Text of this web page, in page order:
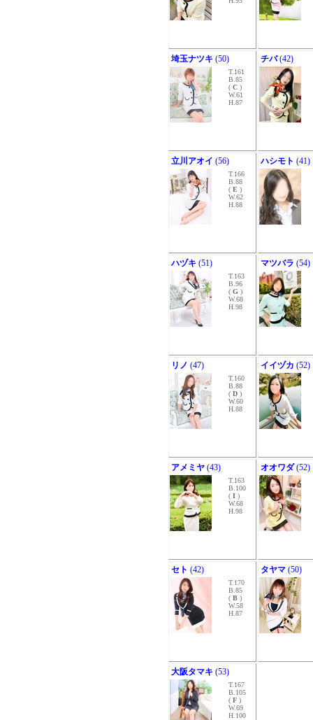
埼玉ナツキ (50)
T.161
B.85
( C )
W.61
H.87
チバ(42)
立川アオイ (56)
T.166
B.88
( E )
W.62
H.88
ハシモト (41)
ハヅキ (51)
T.163
B.96
( G )
W.68
H.98
マツバラ (54)
リノ (47)
T.160
B.88
( D )
W.60
H.88
イイヅカ (52)
アメミヤ (43)
T.163
B.100
( I )
W.68
H.98
オオワダ(52)
セト (42)
T.170
B.85
( B )
W.58
H.87
タヤマ (50)
大阪タマキ (53)
T.167
B.105
( F )
W.69
H.100